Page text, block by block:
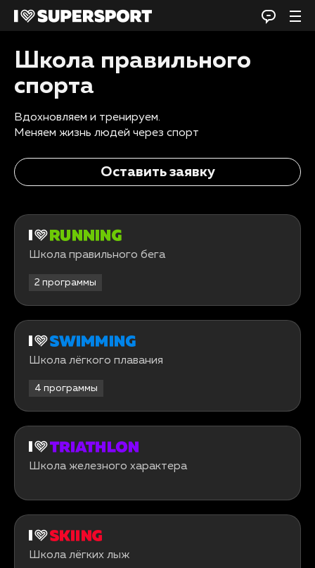
Школа правильного
спорта
Вдохновляем и тренируем.
Меняем жизнь людей через спорт
Оставить заявку
Школа правильного бега
2 программы
Школа лёгкого плавания
4 программы
Школа железного характера
Школа лёгких лыж